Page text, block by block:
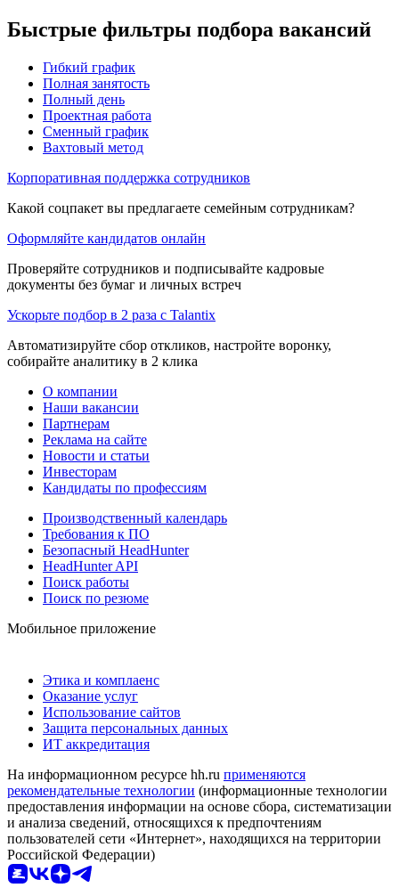
Быстрые фильтры подбора вакансий
Гибкий график
Полная занятость
Полный день
Проектная работа
Сменный график
Вахтовый метод
Корпоративная поддержка сотрудников
Какой соцпакет вы предлагаете семейным сотрудникам?
Оформляйте кандидатов онлайн
Проверяйте сотрудников и подписывайте кадровые
документы без бумаг и личных встреч
Ускорьте подбор в 2 раза с Talantix
Автоматизируйте сбор откликов, настройте воронку,
собирайте аналитику в 2 клика
О компании
Наши вакансии
Партнерам
Реклама на сайте
Новости и статьи
Инвесторам
Кандидаты по профессиям
Производственный календарь
Требования к ПО
Безопасный HeadHunter
HeadHunter API
Поиск работы
Поиск по резюме
Мобильное приложение
Этика и комплаенс
Оказание услуг
Использование сайтов
Защита персональных данных
ИТ аккредитация
На информационном ресурсе hh.ru применяются
рекомендательные технологии (информационные технологии
предоставления информации на основе сбора, систематизации
и анализа сведений, относящихся к предпочтениям
пользователей сети «Интернет», находящихся на территории
Российской Федерации)